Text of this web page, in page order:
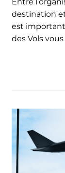
destination
est important
des Vols